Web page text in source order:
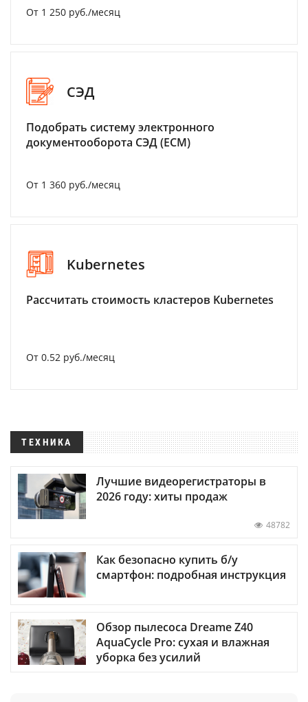
От 1 250 руб./месяц
СЭД
Подобрать систему электронного
документооборота СЭД (ECM)
От 1 360 руб./месяц
Kubernetes
Рассчитать стоимость кластеров Kubernetes
От 0.52 руб./месяц
ТЕХНИКА
Лучшие видеорегистраторы в
2026 году: хиты продаж
48782
Как безопасно купить б/у
смартфон: подробная инструкция
Обзор пылесоса Dreame Z40
AquaCycle Pro: сухая и влажная
уборка без усилий